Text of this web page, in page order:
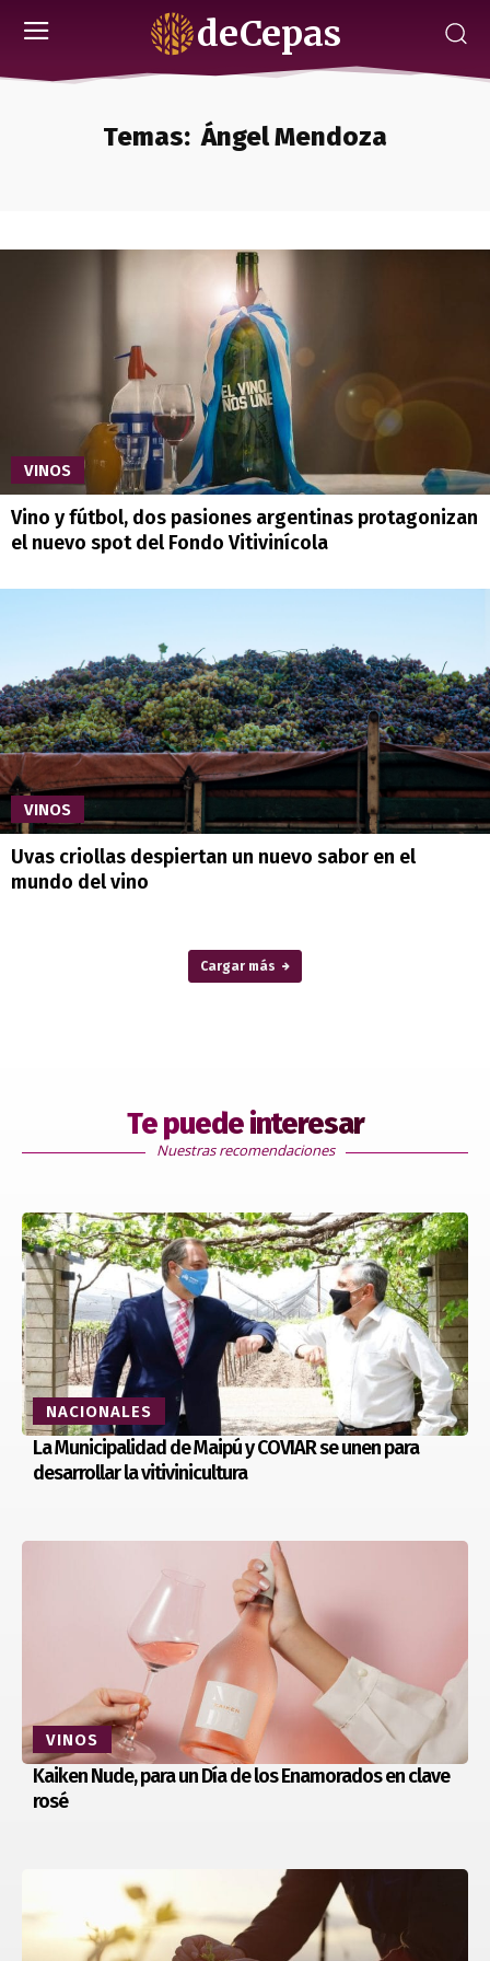
deCepas
Temas: Ángel Mendoza
VINOS
Vino y fútbol, dos pasiones argentinas protagonizan
el nuevo spot del Fondo Vitivinícola
VINOS
Uvas criollas despiertan un nuevo sabor en el
mundo del vino
Cargar más
Te puede interesar
Nuestras recomendaciones
NACIONALES
La Municipalidad de Maipú y COVIAR se unen para
desarrollar la vitivinicultura
VINOS
Kaiken Nude, para un Día de los Enamorados en clave
rosé